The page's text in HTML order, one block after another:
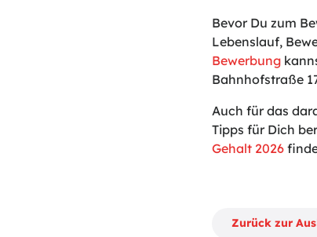
Bevor Du zum
Lebenslauf,
Bewerbung
Bahnhofstraße
Auch für das
Tipps für Dich
Gehalt 2026
Zurück zur